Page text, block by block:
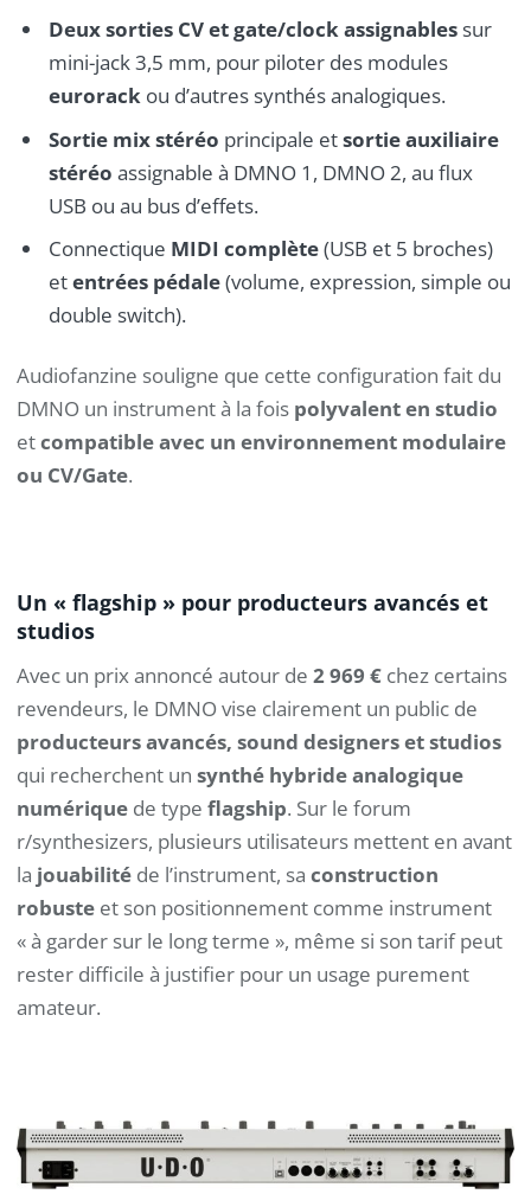
Deux sorties CV et gate/clock assignablessur
mini-jack 3,5 mm, pour piloter des modules
eurorackou d’autres synthés analogiques.
Sortie mix stéréo principale etsortie auxiliaire
stéréo assignable à DMNO 1, DMNO 2, au flux
USB ou au bus d’effets.
Connectique MIDI complète(USB et 5 broches)
etentrées pédale(volume, expression, simple ou
double switch).
Audiofanzine souligne que cette configuration fait du
DMNO un instrument à la fois polyvalent en studio
etcompatible avec un environnement modulaire
ou CV/Gate.
Un « flagship » pour producteurs avancés et
studios
Avec un prix annoncé autour de 2 969 € chez certains
revendeurs, le DMNO vise clairement un public de
producteurs avancés, sound designers et studios
qui recherchent un synthé hybride analogique
numérique de type flagship. Sur le forum
r/synthesizers, plusieurs utilisateurs mettent en avant
la jouabilité de l’instrument, sa construction
robuste et son positionnement comme instrument
« à garder sur le long terme », même si son tarif peut
rester difficile à justifier pour un usage purement
amateur.